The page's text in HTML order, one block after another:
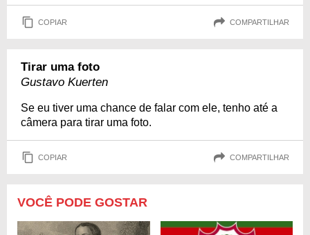
COPIAR COMPARTILHAR
Tirar uma foto
Gustavo Kuerten
Se eu tiver uma chance de falar com ele, tenho até a
câmera para tirar uma foto.
COPIAR COMPARTILHAR
VOCÊ PODE GOSTAR